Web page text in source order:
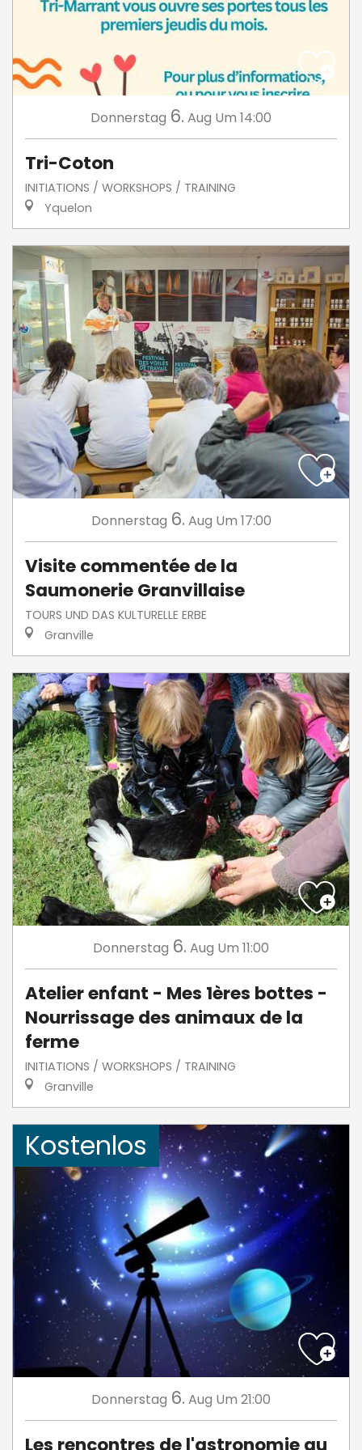
Donnerstag 6. Aug Um 14:00
Tri-Coton
INITIATIONS / WORKSHOPS / TRAINING
Yquelon
Donnerstag 6. Aug Um 17:00
Visite commentée de la
Saumonerie Granvillaise
TOURS UND DAS KULTURELLE ERBE
Granville
Donnerstag 6. Aug Um 11:00
Atelier enfant - Mes 1ères bottes -
Nourrissage des animaux de la
ferme
INITIATIONS / WORKSHOPS / TRAINING
Granville
Kostenlos
Donnerstag 6. Aug Um 21:00